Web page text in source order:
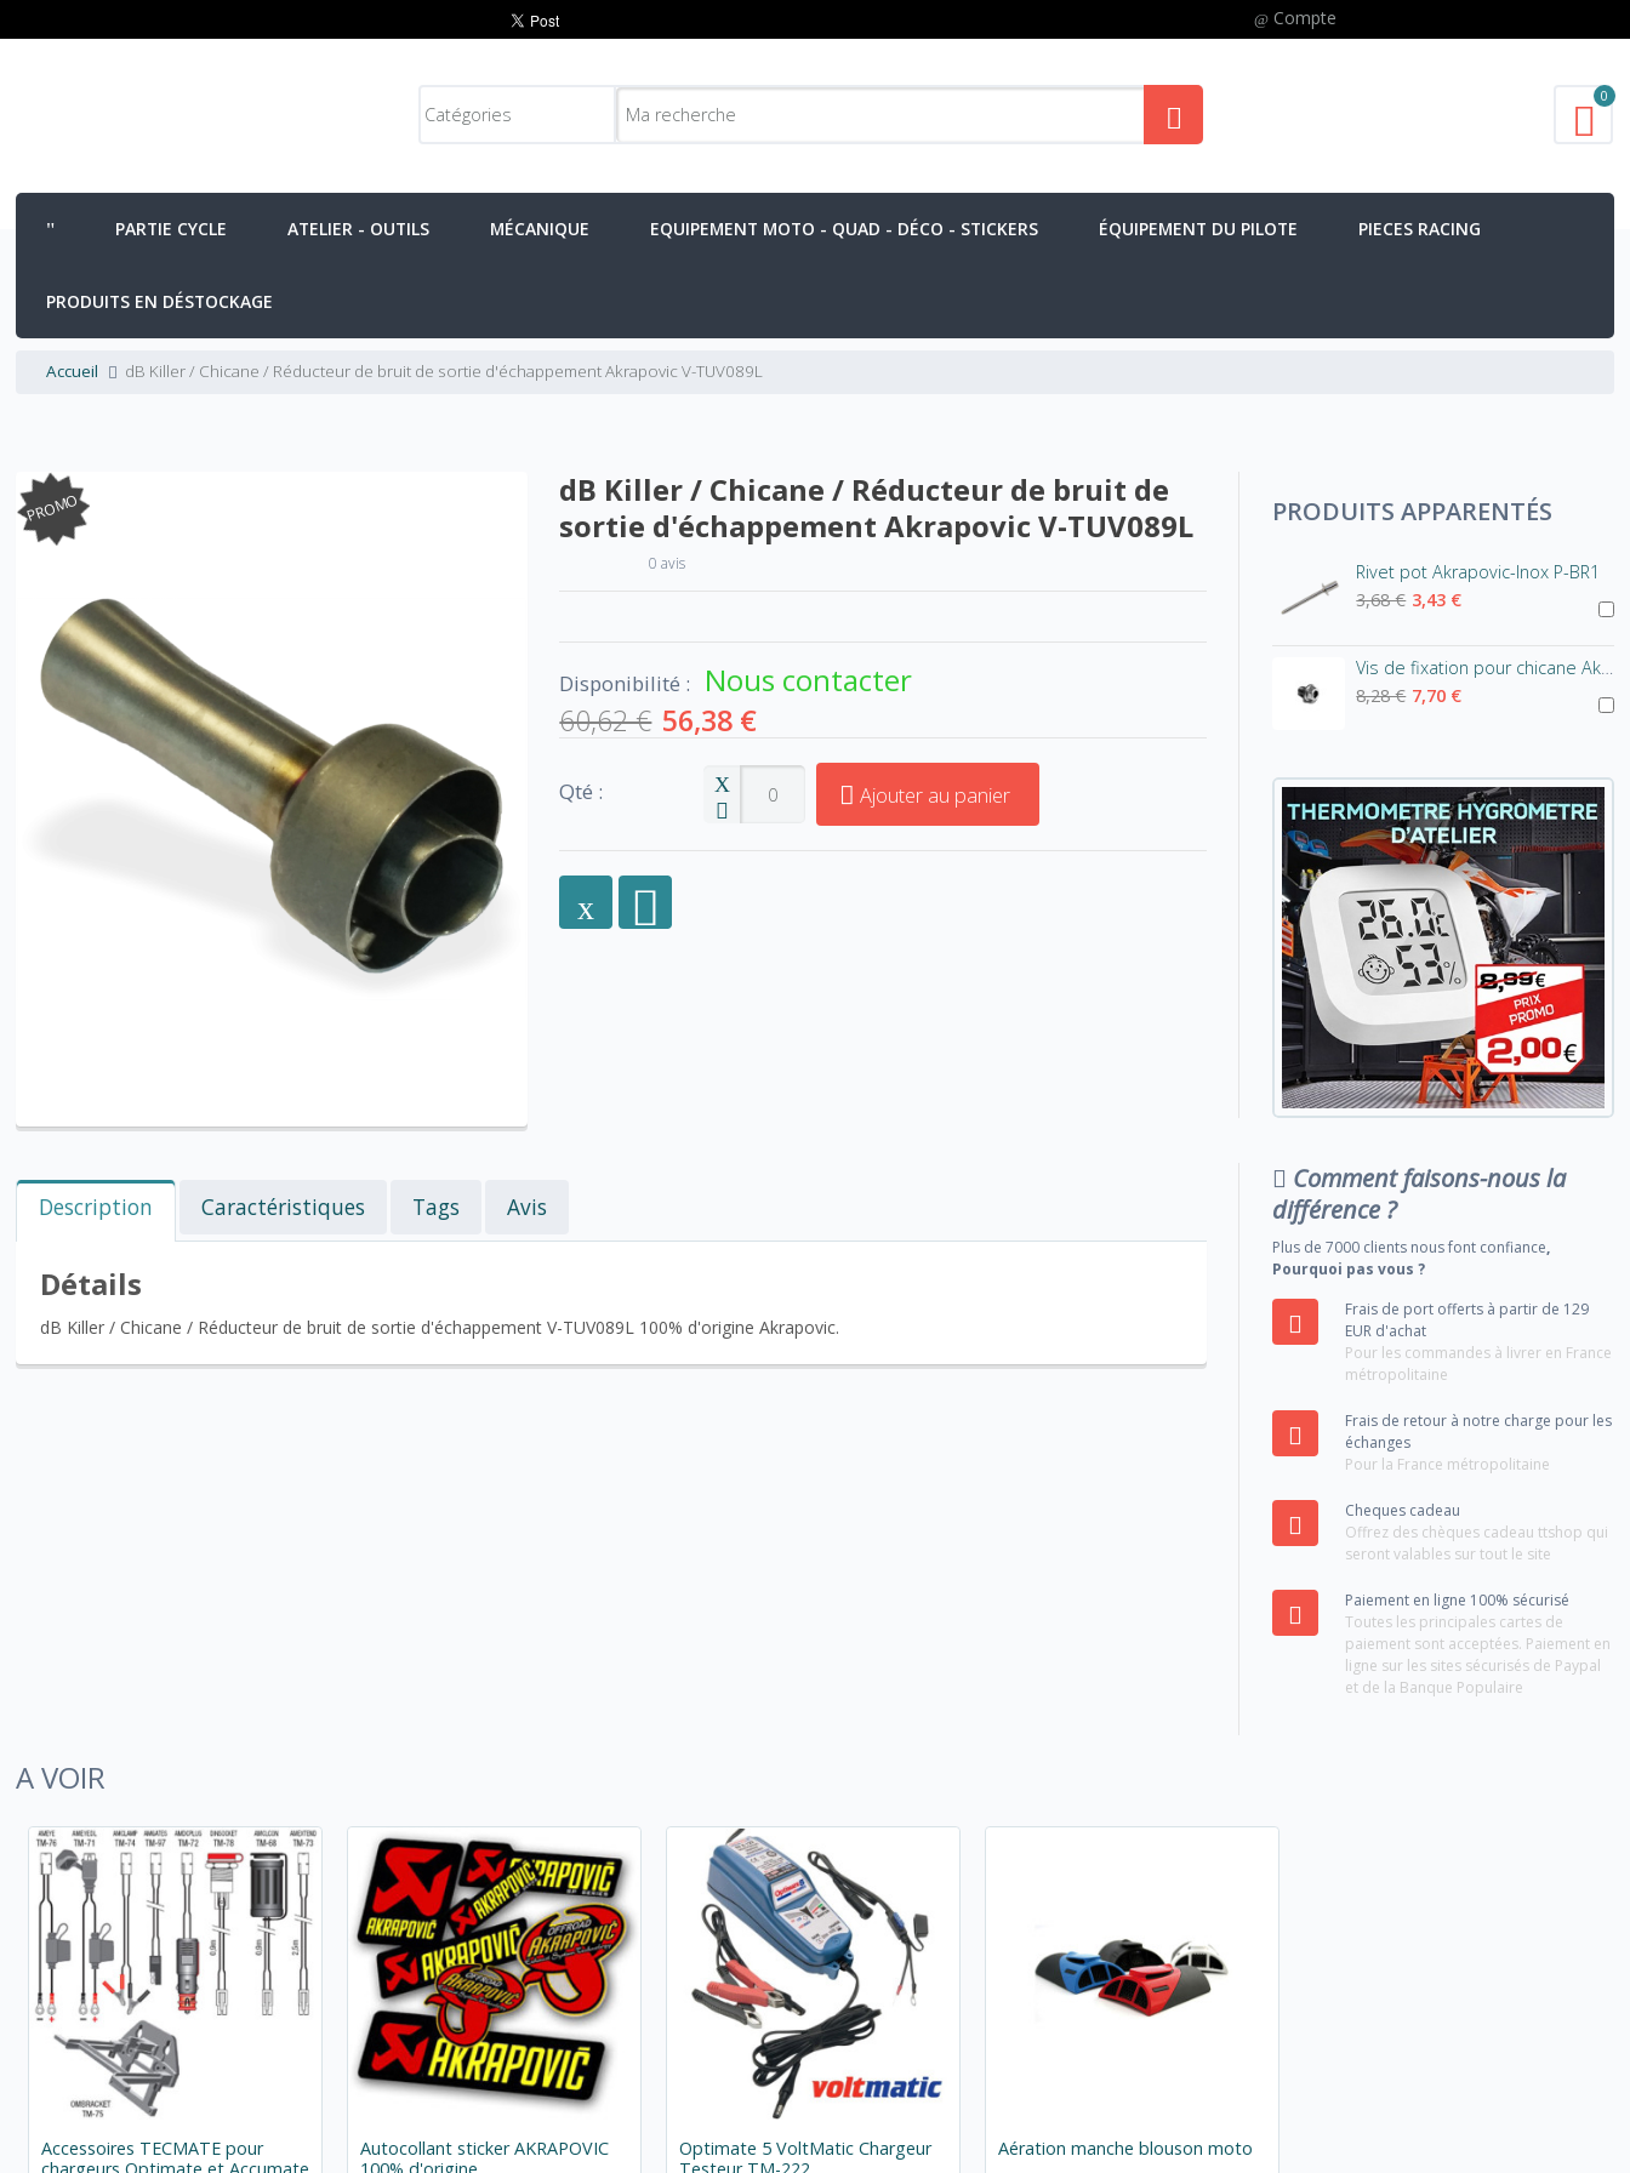
Compte
0
PARTIE CYCLE ATELIER - OUTILS MÉCANIQUE EQUIPEMENT MOTO - QUAD - DÉCO - STICKERS ÉQUIPEMENT DU PILOTE PIECES RACING
PRODUITS EN DÉSTOCKAGE
Accueil dB Killer / Chicane / Réducteur de bruit de sortie d'échappement Akrapovic V-TUV089L
PROMO
dB Killer / Chicane / Réducteur de bruit de
sortie d'échappement Akrapovic V-TUV089L
0 avis
Disponibilité : Nous contacter
60,62 € 56,38 €
Qté : Ajouter au panier
PRODUITS APPARENTÉS
Rivet pot Akrapovic-Inox P-BR1
3,68 € 3,43 €
Vis de fixation pour chicane Akrapovic - tête hexagonale
8,28 € 7,70 €
Description Caractéristiques Tags Avis
Détails
dB Killer / Chicane / Réducteur de bruit de sortie d'échappement V-TUV089L 100% d'origine Akrapovic.
Comment faisons-nous la
différence ?
Plus de 7000 clients nous font confiance,
Pourquoi pas vous ?
Frais de port offerts à partir de 129
EUR d'achat
Pour les commandes à livrer en France
métropolitaine
Frais de retour à notre charge pour les
échanges
Pour la France métropolitaine
Cheques cadeau
Offrez des chèques cadeau ttshop qui
seront valables sur tout le site
Paiement en ligne 100% sécurisé
Toutes les principales cartes de
paiement sont acceptées. Paiement en
ligne sur les sites sécurisés de Paypal
et de la Banque Populaire
A VOIR
Accessoires TECMATE pour
Autocollant sticker AKRAPOVIC
Optimate 5 VoltMatic Chargeur
Aération manche blouson moto